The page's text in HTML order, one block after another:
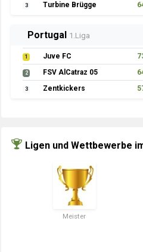
3 Turbine Brügge
Portugal 1.Liga
1 Juve FC
2 FSV AlCatraz 05
3 Zentkickers
Ligen und Wettbewerbe
Meister